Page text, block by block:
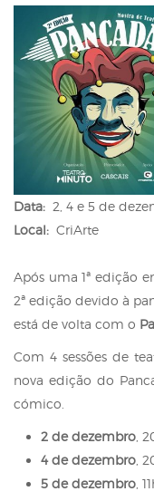
Reabilitação urbana
Urbanismo
Qualidade de vida
Sociedade & Educação
TEMPOS LIVRES
MOBILIDADE
INVESTIR EM CASCAIS
SERVIÇOS
MAPA DO PORTAL
Data: 2, 4 e 5 de
Local: CriArte
Após uma 1ª edição
2ª edição devido à
está de volta com o
Com 4 sessões de
nova edição do
cómico.
2 de dezembro ,
4 de dezembro ,
5 de dezembro ,